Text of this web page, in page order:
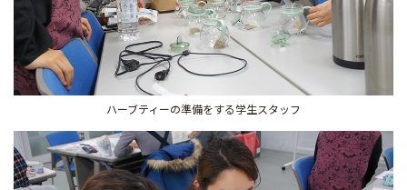
ハーブティーの準備をする学生スタッフ